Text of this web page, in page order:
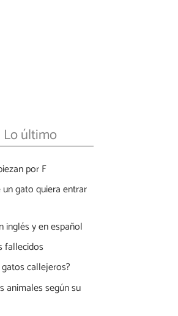
Lo último
por F
gato quiera entrar
inglés y en español
fallecidos
callejeros?
animales según su